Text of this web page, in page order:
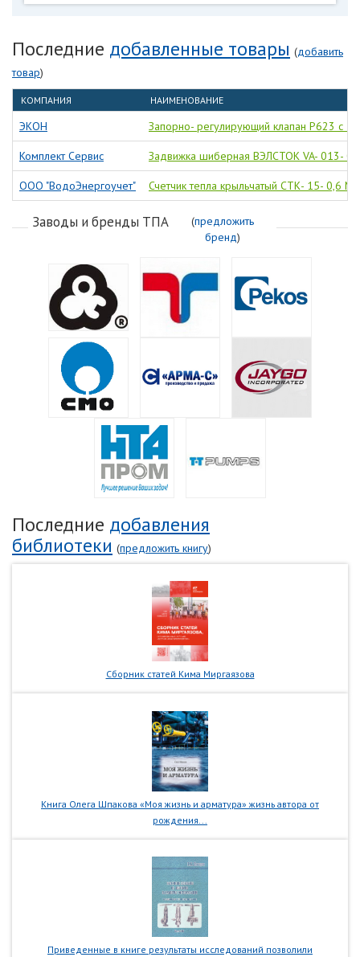
Последние добавленные товары (добавить
товар)
КОМПАНИЯ НАИМЕНОВАНИЕ
ЭКОН Запорно- регулирующий клапан Р623 с
Комплект Сервис Задвижка шиберная ВЭЛСТОК VA- 013-
ООО "ВодоЭнергоучет" Счетчик тепла крыльчатый СТК- 15- 0,6 M-
Заводы и бренды ТПА (предложить
бренд)
Последние добавления
библиотеки (предложить книгу)
Сборник статей Кима Миргаязова
Книга Олега Шпакова «Моя жизнь и арматура» жизнь автора от
рождения...
Приведенные в книге результаты исследований позволили